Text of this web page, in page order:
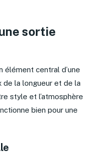
sortie
élément central d’une
de la longueur et de la
style et l’atmosphère
bien pour une